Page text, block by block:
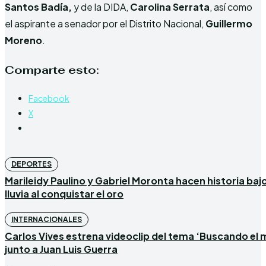
Santos Badía, y de la DIDA, Carolina Serrata, así como
el aspirante a senador por el Distrito Nacional, Guillermo
Moreno.
Comparte esto:
Facebook
X
DEPORTES
Marileidy Paulino y Gabriel Moronta hacen historia
lluvia al conquistar el oro
INTERNACIONALES
Carlos Vives estrena videoclip del tema ‘Buscando el
junto a Juan Luis Guerra